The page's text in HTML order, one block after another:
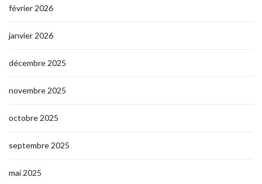
février 2026
janvier 2026
décembre 2025
novembre 2025
octobre 2025
septembre 2025
mai 2025